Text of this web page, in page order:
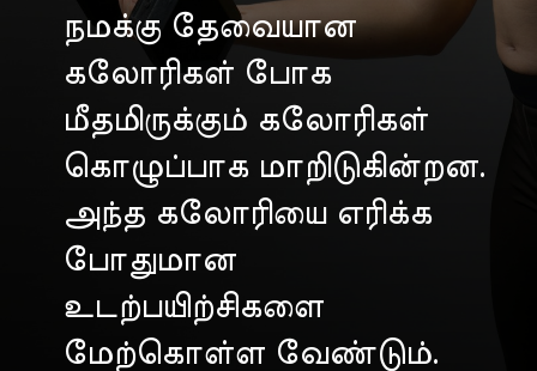
நமக்கு தேவையான
கலோரிகள் போக
மீதமிருக்கும் கலோரிகள்
கொழுப்பாக மாறிடுகின்றன.
அந்த கலோரியை எரிக்க
போதுமான
உடற்பயிற்சிகளை
மேற்கொள்ள வேண்டும்.